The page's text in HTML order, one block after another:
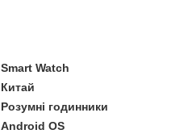
Smart Watch
Китай
Розумні годинники
Android OS